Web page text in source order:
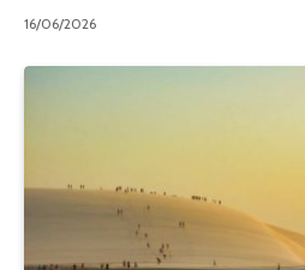
16/06/2026